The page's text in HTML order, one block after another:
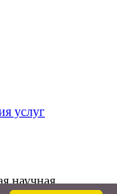
услуг
научная